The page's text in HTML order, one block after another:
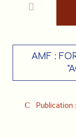
AMF :
Publication